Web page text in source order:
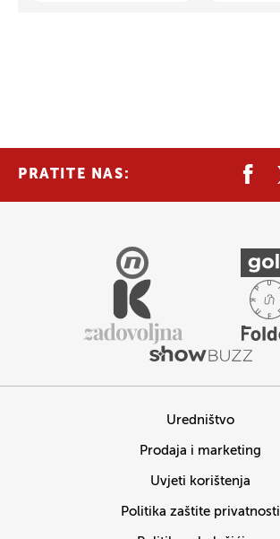
PRATITE NAS:
Uredništvo
Prodaja i marketing
Uvjeti korištenja
Politika zaštite privatnosti